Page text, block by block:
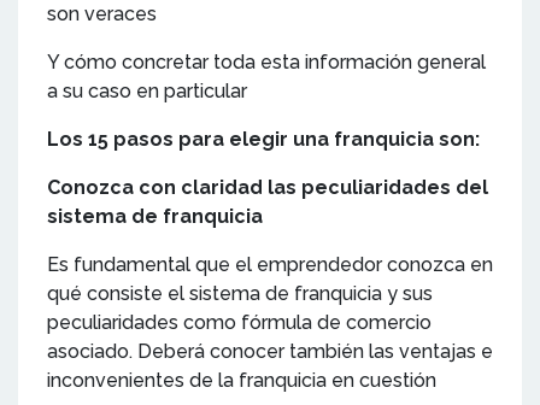
son veraces
Y cómo concretar toda esta información general
a su caso en particular
Los 15 pasos para elegir una franquicia son:
Conozca con claridad las peculiaridades del
sistema de franquicia
Es fundamental que el emprendedor conozca en
qué consiste el sistema de franquicia y sus
peculiaridades como fórmula de comercio
asociado. Deberá conocer también las ventajas e
inconvenientes de la franquicia en cuestión